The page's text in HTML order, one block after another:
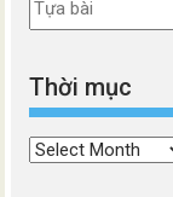
Thời mục
Thời